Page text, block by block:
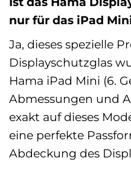
nur für das iPad
Ja, dieses spezielle
Displayschutzglas
Hama iPad Mini (6.
Abmessungen und
exakt auf dieses
eine perfekte
Abdeckung des